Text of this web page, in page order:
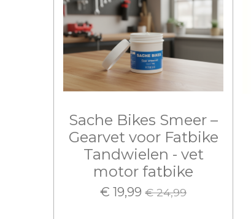
Sache Bikes Smeer –
Gearvet voor Fatbike
Tandwielen - vet
motor fatbike
€ 19,99 € 24,99